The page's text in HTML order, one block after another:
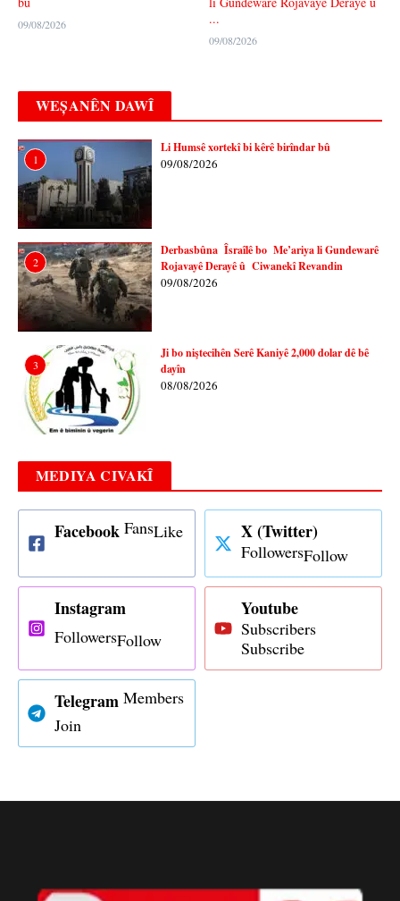
09/08/2026
...
09/08/2026
WEȘANÊN DAWÎ
1
Li Humsê xortekî bi kêrê birîndar bû
09/08/2026
2
Derbasbûna Îsraîlê bo Me’ariya li Gundewarê
Rojavayê Derayê û Ciwanekî Revandin
09/08/2026
3
Ji bo niştecihên Serê Kaniyê 2,000 dolar dê bê
dayîn
08/08/2026
MEDIYA CIVAKÎ
Facebook FansLike X (Twitter)
FollowersFollow
Instagram
FollowersFollow
Youtube
Subscribers
Subscribe
Telegram Members
Join